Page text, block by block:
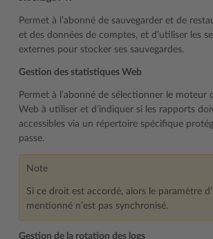
Permet à l’abonné de sauvegarder et de
et des données de comptes, et d’utiliser les
externes pour stocker ses sauvegardes.
Gestion des statistiques Web
Permet à l’abonné de sélectionner le moteur
Web à utiliser et d’indiquer si les rapports
accessibles via un répertoire spécifique
passe.
Note
Si ce droit est accordé, alors le paramètre
mentionné n’est pas synchronisé.
Gestion de la rotation des logs